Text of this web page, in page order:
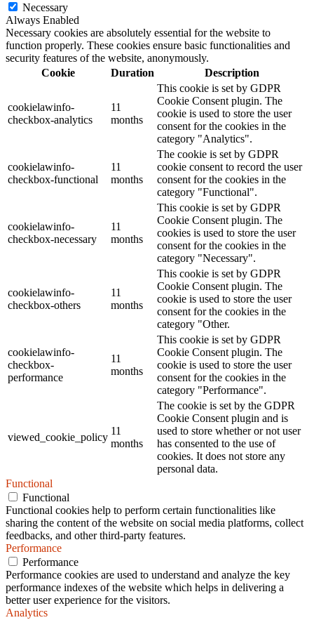
Necessary
Always Enabled
Necessary cookies are absolutely essential for the website to
function properly. These cookies ensure basic functionalities and
security features of the website, anonymously.
Cookie
Duration Description
cookielawinfo-
checkbox-analytics
11
months
This cookie is set by GDPR
Cookie Consent plugin. The
cookie is used to store the user
consent for the cookies in the
category "Analytics".
cookielawinfo-
checkbox-functional
11
months
The cookie is set by GDPR
cookie consent to record the user
consent for the cookies in the
category "Functional".
cookielawinfo-
checkbox-necessary
11
months
This cookie is set by GDPR
Cookie Consent plugin. The
cookies is used to store the user
consent for the cookies in the
category "Necessary".
cookielawinfo-
checkbox-others
11
months
This cookie is set by GDPR
Cookie Consent plugin. The
cookie is used to store the user
consent for the cookies in the
category "Other.
cookielawinfo-
checkbox-
performance
11
months
This cookie is set by GDPR
Cookie Consent plugin. The
cookie is used to store the user
consent for the cookies in the
category "Performance".
viewed_cookie_policy
11
months
The cookie is set by the GDPR
Cookie Consent plugin and is
used to store whether or not user
has consented to the use of
cookies. It does not store any
personal data.
Functional
Functional
Functional cookies help to perform certain functionalities like
sharing the content of the website on social media platforms, collect
feedbacks, and other third-party features.
Performance
Performance
Performance cookies are used to understand and analyze the key
performance indexes of the website which helps in delivering a
better user experience for the visitors.
Analytics